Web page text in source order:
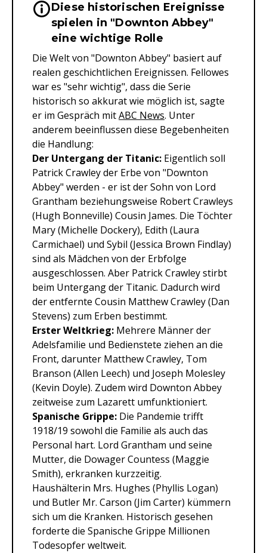
Wichtige Hinweise &
Diese historischen Ereignisse
spielen in "Downton Abbey"
eine wichtige Rolle
Die Welt von "Downton Abbey" basiert auf
realen geschichtlichen Ereignissen. Fellowes
war es "sehr wichtig", dass die Serie
historisch so akkurat wie möglich ist, sagte
er im Gespräch mitABC News. Unter
anderem beeinflussen diese Begebenheiten
die Handlung:
Der Untergang der Titanic: Eigentlich soll
Patrick Crawley der Erbe von "Downton
Abbey" werden - er ist der Sohn von Lord
Grantham beziehungsweise Robert Crawleys
(Hugh Bonneville) Cousin James. Die Töchter
Mary (Michelle Dockery), Edith (Laura
Carmichael) und Sybil (Jessica Brown Findlay)
sind als Mädchen von der Erbfolge
ausgeschlossen. Aber Patrick Crawley stirbt
beim Untergang der Titanic. Dadurch wird
der entfernte Cousin Matthew Crawley (Dan
Stevens) zum Erben bestimmt.
Erster Weltkrieg: Mehrere Männer der
Adelsfamilie und Bedienstete ziehen an die
Front, darunter Matthew Crawley, Tom
Branson (Allen Leech) und Joseph Molesley
(Kevin Doyle). Zudem wird Downton Abbey
zeitweise zum Lazarett umfunktioniert.
Spanische Grippe: Die Pandemie trifft
1918/19 sowohl die Familie als auch das
Personal hart. Lord Grantham und seine
Mutter, die Dowager Countess (Maggie
Smith), erkranken kurzzeitig.
Haushälterin Mrs. Hughes (Phyllis Logan)
und Butler Mr. Carson (Jim Carter) kümmern
sich um die Kranken. Historisch gesehen
forderte die Spanische Grippe Millionen
Todesopfer weltweit.